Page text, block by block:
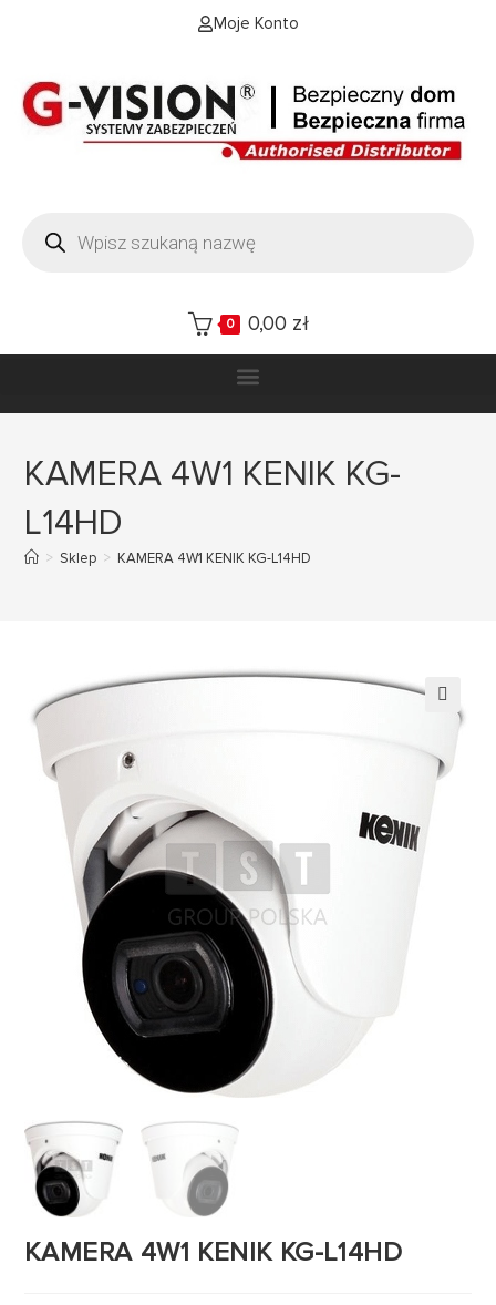
Moje Konto
0 0,00 zł
KAMERA 4W1 KENIK KG-
L14HD
> Sklep > KAMERA 4W1 KENIK KG-L14HD
KAMERA 4W1 KENIK KG-L14HD